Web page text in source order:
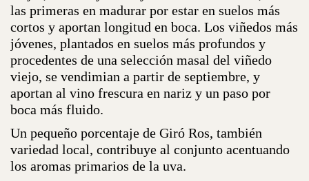
las primeras en madurar por estar en suelos más
cortos y aportan longitud en boca. Los viñedos más
jóvenes, plantados en suelos más profundos y
procedentes de una selección masal del viñedo
viejo, se vendimian a partir de septiembre, y
aportan al vino frescura en nariz y un paso por
boca más fluido.
Un pequeño porcentaje de Giró Ros, también
variedad local, contribuye al conjunto acentuando
los aromas primarios de la uva.